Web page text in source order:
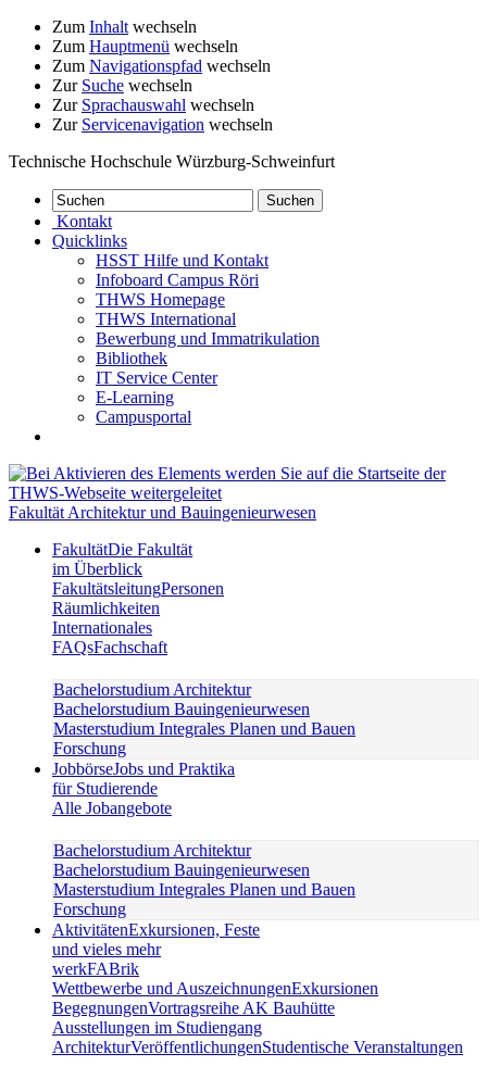
Zum Inhalt wechseln
Zum Hauptmenü wechseln
Zum Navigationspfad wechseln
Zur Suche wechseln
Zur Sprachauswahl wechseln
Zur Servicenavigation wechseln
Technische Hochschule Würzburg-Schweinfurt
Kontakt
Quicklinks
HSST Hilfe und Kontakt
Infoboard Campus Röri
THWS Homepage
THWS International
Bewerbung und Immatrikulation
Bibliothek
IT Service Center
E-Learning
Campusportal
Fakultät Architektur und Bauingenieurwesen
FakultätDie Fakultät
im Überblick
FakultätsleitungPersonen
Räumlichkeiten
Internationales
FAQsFachschaft
Bachelorstudium Architektur
Bachelorstudium Bauingenieurwesen
Masterstudium Integrales Planen und Bauen
Forschung
JobbörseJobs und Praktika
für Studierende
Alle Jobangebote
Bachelorstudium Architektur
Bachelorstudium Bauingenieurwesen
Masterstudium Integrales Planen und Bauen
Forschung
AktivitätenExkursionen, Feste
und vieles mehr
werkFABrik
Wettbewerbe und AuszeichnungenExkursionen
BegegnungenVortragsreihe AK Bauhütte
Ausstellungen im Studiengang
ArchitekturVeröffentlichungenStudentische Veranstaltungen